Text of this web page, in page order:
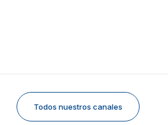
Todos nuestros canales